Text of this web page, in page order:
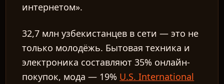
интернетом».
32,7 млн узбекистанцев в сети — это не
только молодёжь. Бытовая техника и
электроника составляют 35% онлайн-
покупок, мода — 19% U.S. International